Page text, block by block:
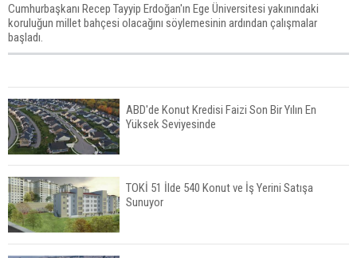
Cumhurbaşkanı Recep Tayyip Erdoğan'ın Ege Üniversitesi yakınındaki
koruluğun millet bahçesi olacağını söylemesinin ardından çalışmalar
başladı.
ABD'de Konut Kredisi Faizi Son Bir Yılın En
Yüksek Seviyesinde
TOKİ 51 İlde 540 Konut ve İş Yerini Satışa
Sunuyor